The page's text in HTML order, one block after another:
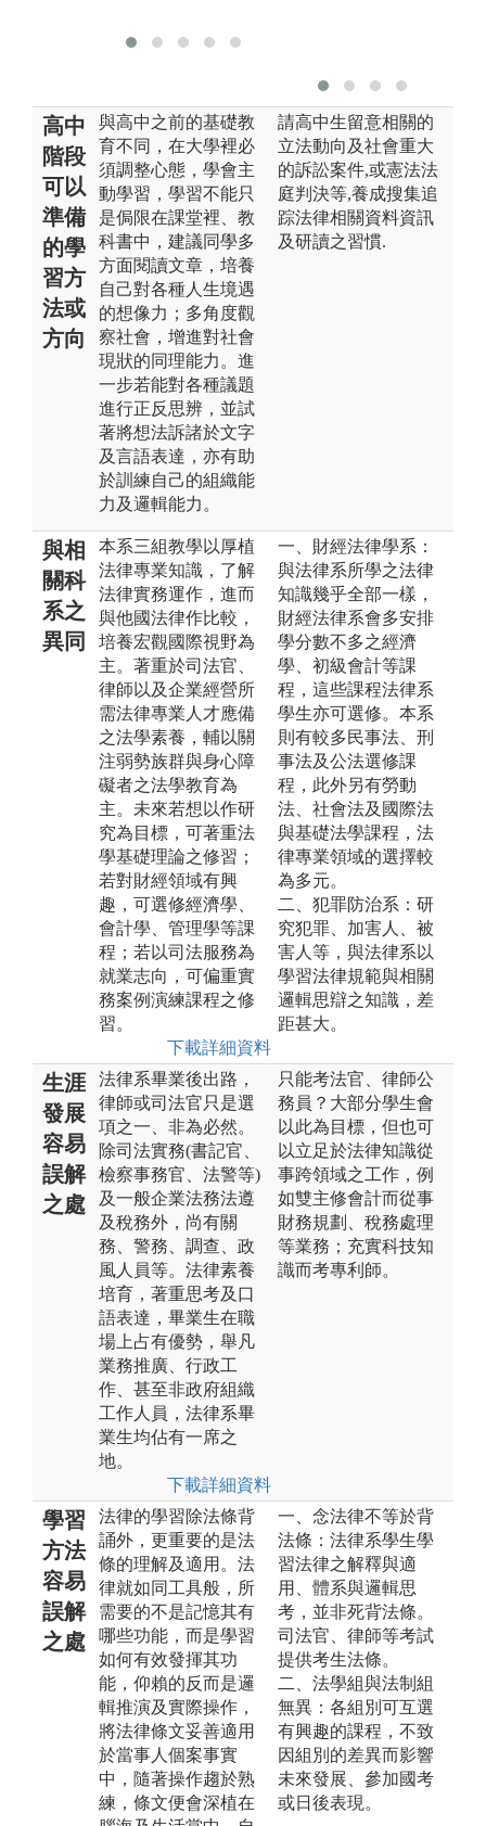
高中
階段
可以
準備
的學
習方
法或
方向
與高中之前的基礎教
育不同，在大學裡必
須調整心態，學會主
動學習，學習不能只
是侷限在課堂裡、教
科書中，建議同學多
方面閱讀文章，培養
自己對各種人生境遇
的想像力；多角度觀
察社會，增進對社會
現狀的同理能力。進
一步若能對各種議題
進行正反思辨，並試
著將想法訴諸於文字
及言語表達，亦有助
於訓練自己的組織能
力及邏輯能力。
請高中生留意相關的
立法動向及社會重大
的訴訟案件,或憲法法
庭判決等,養成搜集追
踪法律相關資料資訊
及研讀之習慣.
與相
關科
系之
異同
本系三組教學以厚植
法律專業知識，了解
法律實務運作，進而
與他國法律作比較，
培養宏觀國際視野為
主。著重於司法官、
律師以及企業經營所
需法律專業人才應備
之法學素養，輔以關
注弱勢族群與身心障
礙者之法學教育為
主。未來若想以作研
究為目標，可著重法
學基礎理論之修習；
若對財經領域有興
趣，可選修經濟學、
會計學、管理學等課
程；若以司法服務為
就業志向，可偏重實
務案例演練課程之修
習。
下載詳細資料
一、財經法律學系：
與法律系所學之法律
知識幾乎全部一樣，
財經法律系會多安排
學分數不多之經濟
學、初級會計等課
程，這些課程法律系
學生亦可選修。本系
則有較多民事法、刑
事法及公法選修課
程，此外另有勞動
法、社會法及國際法
與基礎法學課程，法
律專業領域的選擇較
為多元。
二、犯罪防治系：研
究犯罪、加害人、被
害人等，與法律系以
學習法律規範與相關
邏輯思辯之知識，差
距甚大。
生涯
發展
容易
誤解
之處
法律系畢業後出路，
律師或司法官只是選
項之一、非為必然。
除司法實務(書記官、
檢察事務官、法警等)
及一般企業法務法遵
及稅務外，尚有關
務、警務、調查、政
風人員等。法律素養
培育，著重思考及口
語表達，畢業生在職
場上占有優勢，舉凡
業務推廣、行政工
作、甚至非政府組織
工作人員，法律系畢
業生均佔有一席之
地。
下載詳細資料
只能考法官、律師公
務員？大部分學生會
以此為目標，但也可
以立足於法律知識從
事跨領域之工作，例
如雙主修會計而從事
財務規劃、稅務處理
等業務；充實科技知
識而考專利師。
學習
方法
容易
誤解
之處
法律的學習除法條背
誦外，更重要的是法
條的理解及適用。法
律就如同工具般，所
需要的不是記憶其有
哪些功能，而是學習
如何有效發揮其功
能，仰賴的反而是邏
輯推演及實際操作，
將法律條文妥善適用
於當事人個案事實
中，隨著操作趨於熟
練，條文便會深植在
一、念法律不等於背
法條：法律系學生學
習法律之解釋與適
用、體系與邏輯思
考，並非死背法條。
司法官、律師等考試
提供考生法條。
二、法學組與法制組
無異：各組別可互選
有興趣的課程，不致
因組別的差異而影響
未來發展、參加國考
或日後表現。